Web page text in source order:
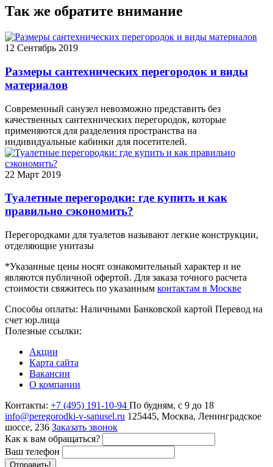
Так же обратите внимание
12 Сентябрь 2019
Размеры сантехнических перегородок и виды
материалов
Современный санузел невозможно представить без
качественных сантехнических перегородок, которые
применяются для разделения пространства на
индивидуальные кабинки для посетителей.
22 Март 2019
Туалетные перегородки: где купить и как
правильно сэкономить?
Перегородками для туалетов называют легкие конструкции,
отделяющие унитазы
*Указанные цены носят ознакомительный характер и не
являются публичной офертой. Для заказа точного расчета
стоимости свяжитесь по указанным контактам в Москве
Способы оплаты: Наличными Банковской картой Перевод на
счет юр.лица
Полезные ссылки:
Акции
Карта сайта
Вакансии
О компании
Контакты: +7 (495) 191-10-94 По будням, с 9 до 18
info@peregorodki-v-sanusel.ru 125445, Москва, Ленинградское
шоссе, 236 Заказать звонок
Как к вам обращаться?
Ваш телефон
Отправить!